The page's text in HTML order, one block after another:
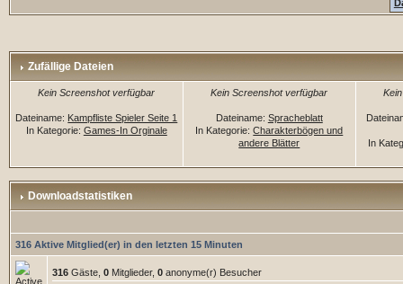
Zufällige Dateien
Kein Screenshot verfügbar
Dateiname: Kampfliste Spieler Seite 1
In Kategorie: Games-In Orginale
Kein Screenshot verfügbar
Dateiname: Spracheblatt
In Kategorie:Charakterbögen und
andere Blätter
In
Downloadstatistiken
316 Aktive Mitglied(er) in den letzten 15 Minuten
316Gäste, 0Mitglieder, 0anonyme(r) Besucher